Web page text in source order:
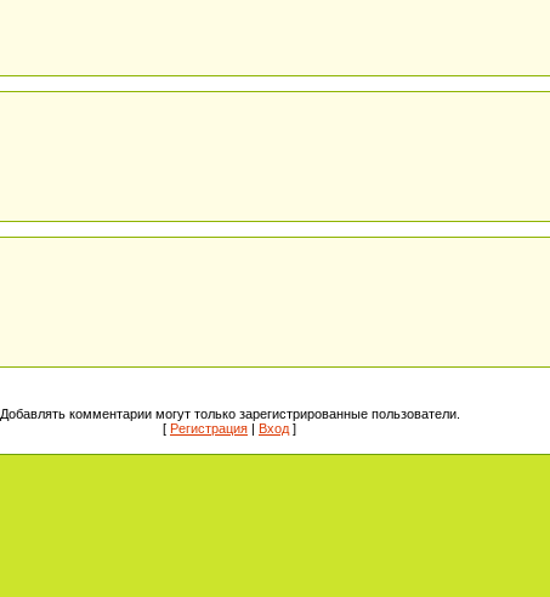
Добавлять комментарии могут только зарегистрированные пользователи.
[ Регистрация | Вход ]